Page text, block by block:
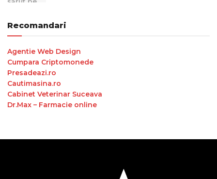
Recomandari
Agentie Web Design
Cumpara Criptomonede
Presadeazi.ro
Cautimasina.ro
Cabinet Veterinar Suceava
Dr.Max – Farmacie online